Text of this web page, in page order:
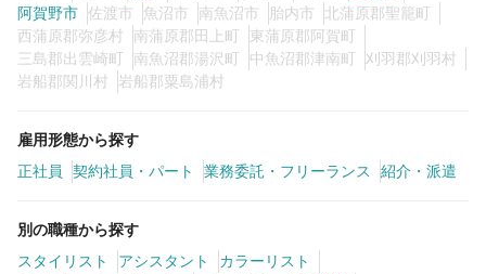
阿賀野市
佐渡市 魚沼市 南魚沼市 胎内市
北蒲原郡聖籠町
西蒲原郡弥彦村
南蒲原郡田上町
東蒲原郡阿賀町
三島郡出雲崎町
南魚沼郡湯沢町 中魚沼郡津南町
刈羽郡刈羽村
岩船郡関川村
岩船郡粟島浦村
雇用形態から探す
正社員
契約社員・パート 業務委託・フリーランス 紹介・派遣
別の職種から探す
スタイリスト
アシスタント
カラーリスト